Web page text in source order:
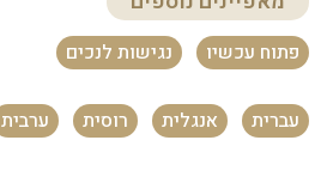
פתוח עכשיו נגישות לנכים
עברית אנגלית רוסית ערבית